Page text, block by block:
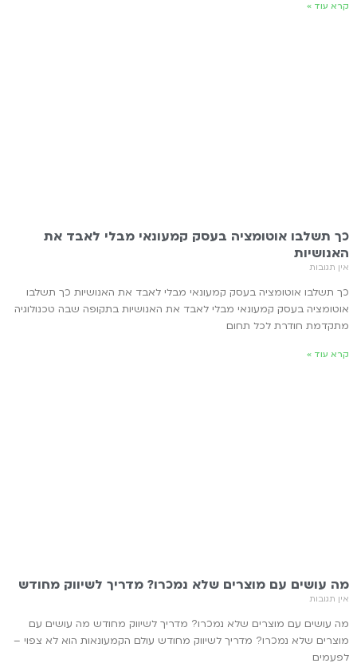
קרא עוד »
כך תשלבו אוטומציה בעסק קמעונאי מבלי לאבד את
האנושיות
אין תגובות
כך תשלבו אוטומציה בעסק קמעונאי מבלי לאבד את האנושיות כך תשלבו
אוטומציה בעסק קמעונאי מבלי לאבד את האנושיות בתקופה שבה טכנולוגיה
מתקדמת חודרת לכל תחום
קרא עוד »
מה עושים עם מוצרים שלא נמכרו? מדריך לשיווק מחודש
אין תגובות
מה עושים עם מוצרים שלא נמכרו? מדריך לשיווק מחודש מה עושים עם
מוצרים שלא נמכרו? מדריך לשיווק מחודש עולם הקמעונאות הוא לא צפוי –
לפעמים